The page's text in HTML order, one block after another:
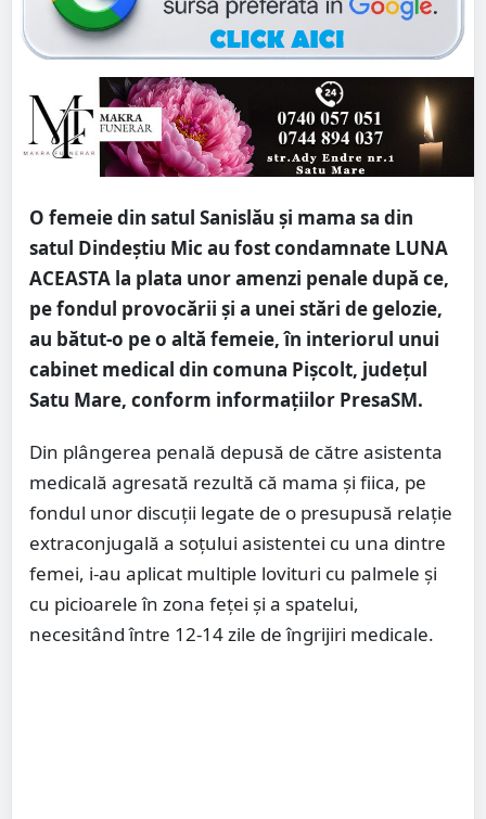
O femeie din satul Sanislău și mama sa din
satul Dindeștiu Mic au fost condamnate LUNA
ACEASTA la plata unor amenzi penale după ce,
pe fondul provocării și a unei stări de gelozie,
au bătut-o pe o altă femeie, în interiorul unui
cabinet medical din comuna Pișcolt, județul
Satu Mare, conform informațiilor PresaSM.
Din plângerea penală depusă de către asistenta
medicală agresată rezultă că mama și fiica, pe
fondul unor discuţii legate de o presupusă relaţie
extraconjugală a soţului asistentei cu una dintre
femei, i-au aplicat multiple lovituri cu palmele şi
cu picioarele în zona feţei şi a spatelui,
necesitând între 12-14 zile de îngrijiri medicale.